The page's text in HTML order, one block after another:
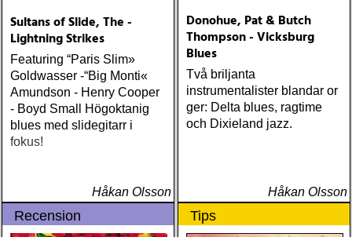
Sultans of Slide, The -
Lightning Strikes
Featuring “Paris Slim»
Goldwasser -“Big Monti«
Amundson - Henry Cooper
- Boyd Small Högoktanig
blues med slidegitarr i
fokus!
Håkan Olsson
Donohue, Pat & Butch
Thompson - Vicksburg
Blues
Två briljanta
instrumentalister blandar or
ger: Delta blues, ragtime
och Dixieland jazz.
Håkan Olsson
Recension Tips